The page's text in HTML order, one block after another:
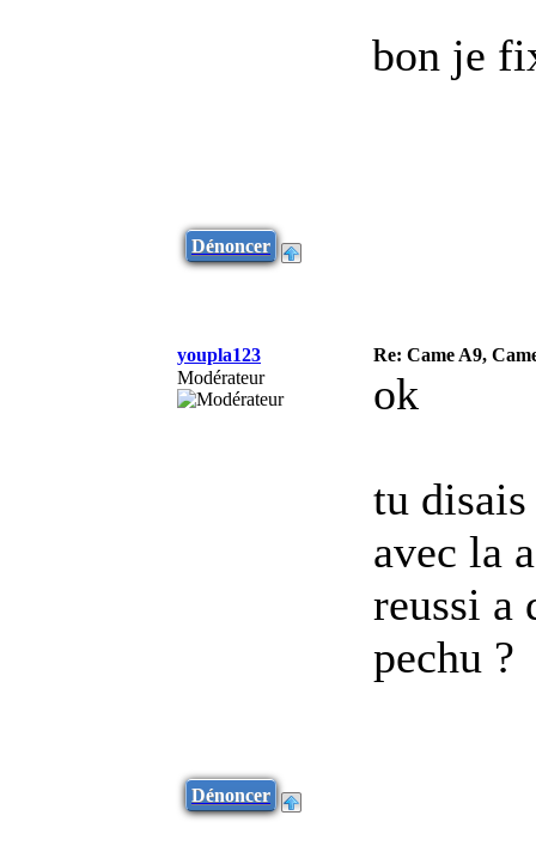
bon je
Dénoncer
youpla123
Re: Came A9,
Modérateur
ok
tu
avec la
reussi a
pechu ?
Dénoncer